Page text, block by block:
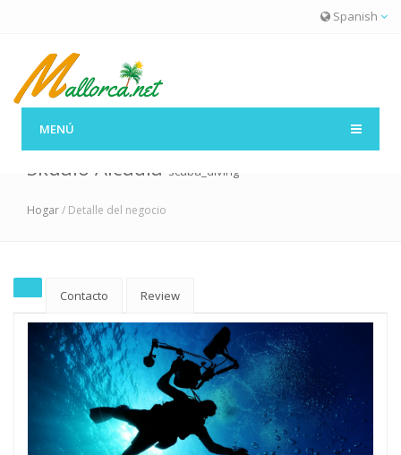
Spanish
MENÚ
Skualo Alcudia scuba_diving
Hogar/ Detalle del negocio
Contacto Review